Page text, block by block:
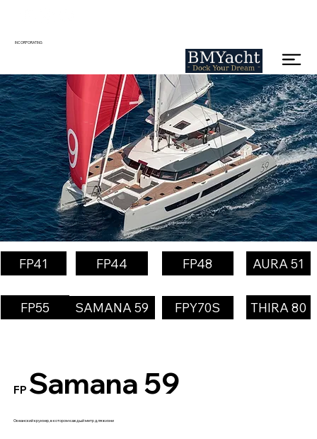
INCORPORATING
FP41 FP44 FP48 AURA 51
FP55 SAMANA 59 FPY70S THIRA 80
FP Samana 59
Океанский круизер, в котором каждый метр для жизни